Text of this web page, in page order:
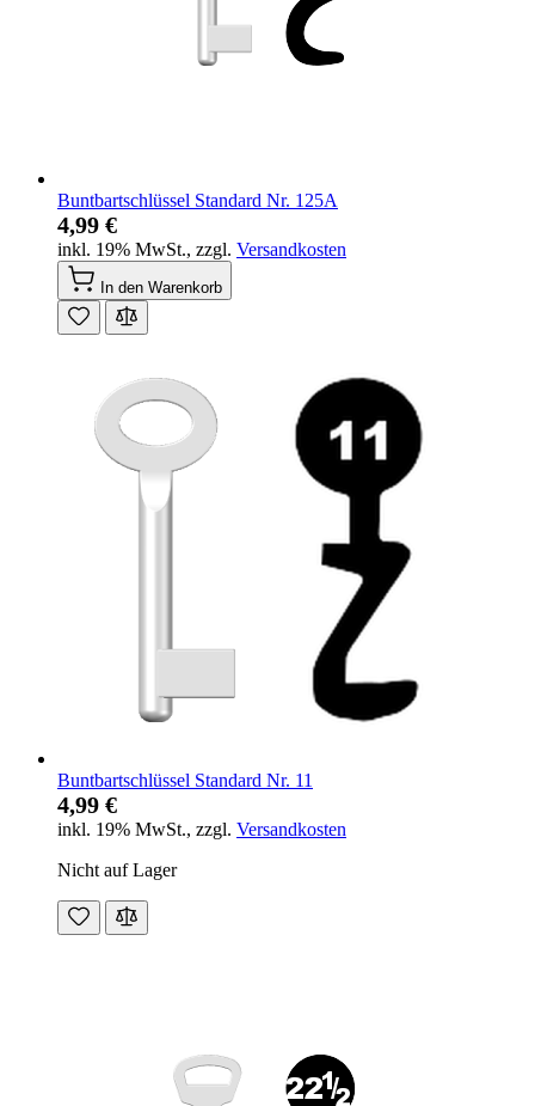
Buntbartschlüssel Standard Nr. 125A
4,99 €
inkl. 19% MwSt., zzgl. Versandkosten
In den Warenkorb
Buntbartschlüssel Standard Nr. 11
4,99 €
inkl. 19% MwSt., zzgl. Versandkosten
Nicht auf Lager